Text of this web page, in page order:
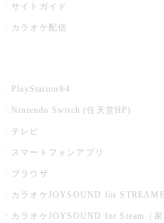
サイトガイド
カラオケ配信
PlayStation®4
Nintendo Switch (任天堂HP)
テレビ
スマートフォンアプリ
ブラウザ
カラオケJOYSOUND for
カラオケJOYSOUND for Steam（家